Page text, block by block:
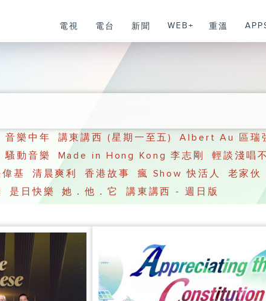
電視 電台 新聞 WEB+ 重溫
音樂中年 講東講西 (星期一至五)
Albert Au 區瑞
騷動音樂 Made in Hong Kong 李志剛
輕談淺唱
基 清晨爽利 香港故事 瘋 Show 快活人
老家伙
是日快樂 她．他．它 講東講西 - 週日版